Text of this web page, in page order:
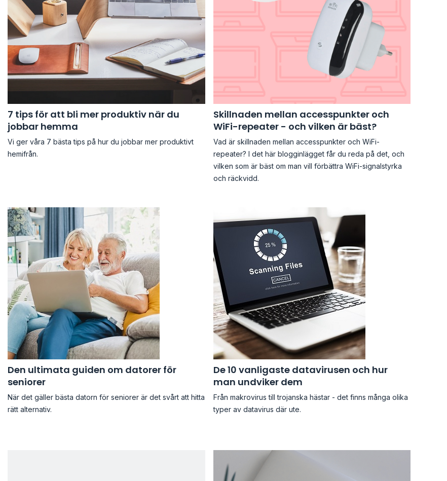
7 tips för att bli mer produktiv när du
jobbar hemma
Vi ger våra 7 bästa tips på hur du jobbar mer produktivt
hemifrån.
Skillnaden mellan accesspunkter och
WiFi-repeater - och vilken är bäst?
Vad är skillnaden mellan accesspunkter och WiFi-
repeater? I det här blogginlägget får du reda på det, och
vilken som är bäst om man vill förbättra WiFi-signalstyrka
och räckvidd.
Den ultimata guiden om datorer för
seniorer
När det gäller bästa datorn för seniorer är det svårt att hitta
rätt alternativ.
De 10 vanligaste datavirusen och hur
man undviker dem
Från makrovirus till trojanska hästar - det finns många olika
typer av datavirus där ute.